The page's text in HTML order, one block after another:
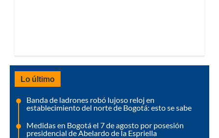
Lo último
Banda de ladrones robó lujoso reloj en
establecimiento del norte de Bogotá: esto se sabe
Medidas en Bogotá el 7 de agosto por posesión
presidencial de Abelardo de la Espriella